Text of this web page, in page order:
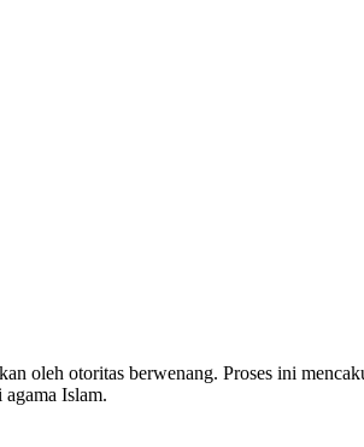
oleh otoritas berwenang. Proses ini
Islam.